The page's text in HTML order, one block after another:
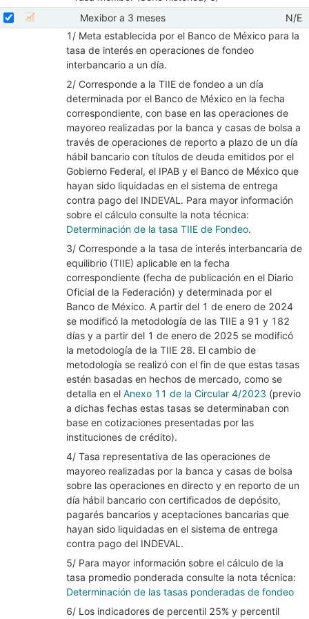
Mostrar elementos de Tasa Mexibor (Serie
Seleccione sus series
Seleccionar serie Mexibor a 3 mesesMostrar gráfica de la serie Mexibor a 3 meses
Mexibor a 3 meses 08/
N/E
1/ Meta establecida por el Banco de México para la
tasa de interés en operaciones de fondeo
interbancario a un día.
2/ Corresponde a la TIIE de fondeo a un día
determinada por el Banco de México en la fecha
correspondiente, con base en las operaciones de
mayoreo realizadas por la banca y casas de bolsa a
través de operaciones de reporto a plazo de un día
hábil bancario con títulos de deuda emitidos por el
Gobierno Federal, el IPAB y el Banco de México que
hayan sido liquidadas en el sistema de entrega
contra pago del INDEVAL. Para mayor información
sobre el cálculo consulte la nota técnica:
Determinación de la tasa TIIE de Fondeo.
3/ Corresponde a la tasa de interés interbancaria de
equilibrio (TIIE) aplicable en la fecha
correspondiente (fecha de publicación en el Diario
Oficial de la Federación) y determinada por el
Banco de México. A partir del 1 de enero de 2024
se modificó la metodología de las TIIE a 91 y 182
días y a partir del 1 de enero de 2025 se modificó
la metodología de la TIIE 28. El cambio de
metodología se realizó con el fin de que estas tasas
estén basadas en hechos de mercado, como se
detalla en el Anexo 11 de la Circular 4/2023 (previo
a dichas fechas estas tasas se determinaban con
base en cotizaciones presentadas por las
instituciones de crédito).
4/ Tasa representativa de las operaciones de
mayoreo realizadas por la banca y casas de bolsa
sobre las operaciones en directo y en reporto de un
día hábil bancario con certificados de depósito,
pagarés bancarios y aceptaciones bancarias que
hayan sido liquidadas en el sistema de entrega
contra pago del INDEVAL.
5/ Para mayor información sobre el cálculo de la
tasa promedio ponderada consulte la nota técnica:
Determinación de las tasas ponderadas de fondeo
6/ Los indicadores de percentil 25% y percentil